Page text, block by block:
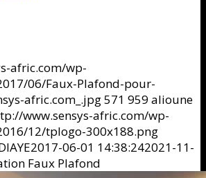
afric.com/wp-
06/Faux-Plafond-pour-
afric.com_.jpg571 959 alioune
www.sensys-afric.com/wp-
12/tplogo-300x188.png
2017-06-01 14:38:242021-11-
Faux Plafond